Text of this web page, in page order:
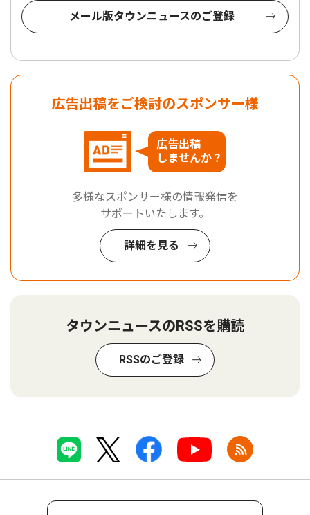
メール版タウンニュースのご登録
広告出稿をご検討のスポンサー様
広告出稿
しませんか？
多様なスポンサー様の情報発信を
サポートいたします。
詳細を見る
タウンニュースのRSSを購読
RSSのご登録